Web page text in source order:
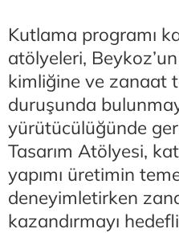
Kutlama programı
atölyeleri,
kimliğine ve zanaat
duruşunda
yürütücülüğünde
Tasarım Atölyesi,
yapımı üretimin
deneyimletirken
kazandırmayı